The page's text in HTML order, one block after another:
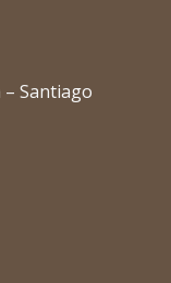
– Santiago